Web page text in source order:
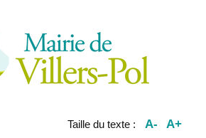
Taille du texte : A- A+